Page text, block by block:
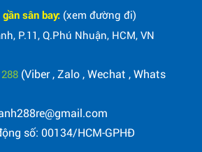
sân bay: (xem đường đi)
P.11, Q.Phú Nhuận, HCM, VN
(Viber , Zalo , Wechat , Whats
số: 00134/HCM-GPHĐ